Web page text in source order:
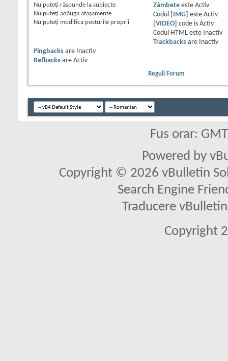
Nu puteţi răspunde la subiecte
Nu puteţi adăuga ataşamente
Nu puteţi modifica posturile proprii
Zâmbeteeste Activ
Codul
[IMG] este Activ
[VIDEO] code is Activ
Codul HTML este
Inactiv
Trackbacksare
Inactiv
Pingbacks are
Inactiv
Refbacks are Activ
Reguli Forum
Fus orar:
Powered by
Copyright © 2026 vBulletin
Search Engine
Traducere
Copyright